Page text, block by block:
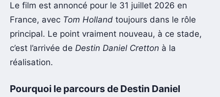
Le film est annoncé pour le 31 juillet 2026 en
France, avec Tom Holland toujours dans le rôle
principal. Le point vraiment nouveau, à ce stade,
c’est l’arrivée de Destin Daniel Cretton à la
réalisation.
Pourquoi le parcours de Destin Daniel